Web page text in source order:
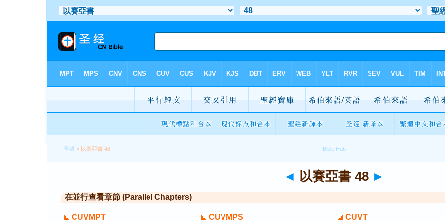
聖經 > 以賽亞書 48
◄ 以賽亞書 48 ►
在並行查看章節 (Parallel Chapters)
CUVMPT CUVMPS CUVT